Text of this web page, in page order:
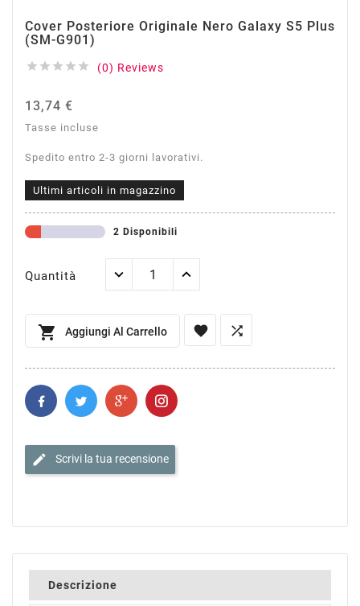
Cover Posteriore Originale Nero Galaxy S5 Plus
(SM-G901)
     (0) Reviews
13,74 €
Tasse incluse
Spedito entro 2-3 giorni lavorativi.
Ultimi articoli in magazzino
2 Disponibili
Quantità
 Aggiungi Al Carrello  
edit Scrivi la tua recensione
Descrizione